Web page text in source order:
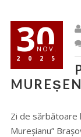
30
NOV.
2025
Zi de sărbătoare
Mureșianu”